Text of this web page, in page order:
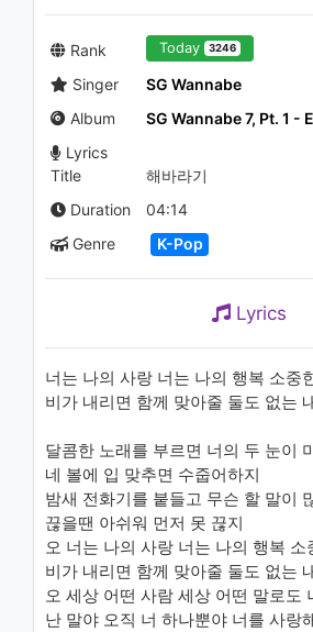
04:07
Verbal Jint
Rank Today 3246
Singer
SG Wannabe
Album
SG Wannabe 7, Pt. 1 -
Lyrics
Title
해바라기
Duration
04:14
Genre
K-Pop
Lyrics
너는 나의 사랑 너는 나의 행복 소중
비가 내리면 함께 맞아줄 둘도 없는
달콤한 노래를 부르면 너의 두 눈이
네 볼에 입 맞추면 수줍어하지
밤새 전화기를 붙들고 무슨 할 말이
끊을땐 아쉬워 먼저 못 끊지
오 너는 나의 사랑 너는 나의 행복 소
비가 내리면 함께 맞아줄 둘도 없는
오 세상 어떤 사람 세상 어떤 말로도
난 말야 오직 너 하나뿐야 너를 사랑